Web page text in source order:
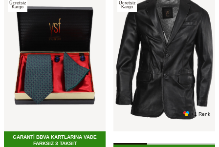
Ücretsiz
Kargo
GARANTİ BBVA KARTLARINA VADE
FARKSIZ 3 TAKSİT
Ücretsiz
Kargo
+1 Renk